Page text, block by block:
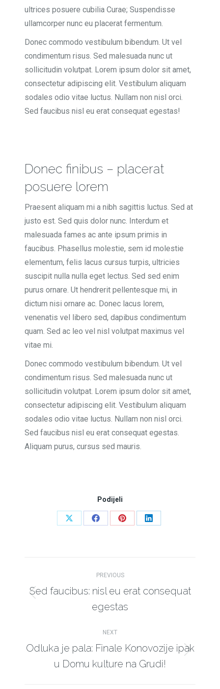
ultrices posuere cubilia Curae; Suspendisse
ullamcorper nunc eu placerat fermentum.
Donec commodo vestibulum bibendum. Ut vel
condimentum risus. Sed malesuada nunc ut
sollicitudin volutpat. Lorem ipsum dolor sit amet,
consectetur adipiscing elit. Vestibulum aliquam
sodales odio vitae luctus. Nullam non nisl orci.
Sed faucibus nisl eu erat consequat egestas!
Donec finibus – placerat
posuere lorem
Praesent aliquam mi a nibh sagittis luctus. Sed at
justo est. Sed quis dolor nunc. Interdum et
malesuada fames ac ante ipsum primis in
faucibus. Phasellus molestie, sem id molestie
elementum, felis lacus cursus turpis, ultricies
suscipit nulla nulla eget lectus. Sed sed enim
purus ornare. Ut hendrerit pellentesque mi, in
dictum nisi ornare ac. Donec lacus lorem,
venenatis vel libero sed, dapibus condimentum
quam. Sed ac leo vel nisl volutpat maximus vel
vitae mi.
Donec commodo vestibulum bibendum. Ut vel
condimentum risus. Sed malesuada nunc ut
sollicitudin volutpat. Lorem ipsum dolor sit amet,
consectetur adipiscing elit. Vestibulum aliquam
sodales odio vitae luctus. Nullam non nisl orci.
Sed faucibus nisl eu erat consequat egestas.
Aliquam purus, cursus sed mauris.
Podijeli
Share
Share
Share
Share
navigation
PREVIOUS
post:
Sed faucibus: nisl eu erat consequat
egestas
NEXT
post:
Odluka je pala: Finale Konovozije ipak
u Domu kulture na Grudi!